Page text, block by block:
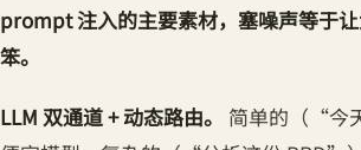
prompt 注入的主要素材，塞噪声等于
笨。
LLM 双通道 + 动态路由。 简单的（“今